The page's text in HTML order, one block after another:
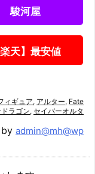
駿河屋
楽天】最安値
ィギュア, アルター, Fate
ラゴン, セイバーオルタ
admin@mh@wp